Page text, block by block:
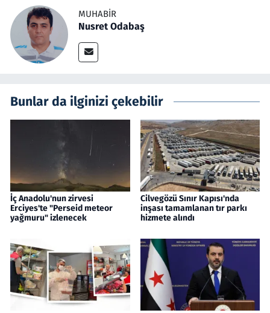
MUHABIR
Nusret Odabaş
Bunlar da ilginizi çekebilir
İç Anadolu'nun zirvesi
Erciyes'te "Perseid meteor
yağmuru" izlenecek
Cilvegözü Sınır Kapısı'nda
inşası tamamlanan tır parkı
hizmete alındı